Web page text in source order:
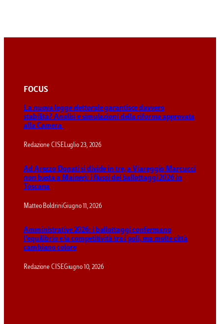
FOCUS
La nuova legge elettorale garantisce davvero
stabilità? Analisi e simulazioni della riforma approvata
alla Camera
Redazione CISELuglio 23, 2026
Ad Arezzo Donati si divide in tre, a Viareggio Marcucci
non basta a Maineri: i flussi dei ballottaggi 2026 in
Toscana
Matteo BoldriniGiugno 11, 2026
Amministrative 2026: i ballottaggi confermano
l’equilibrio e la competitività tra i poli, ma molte città
cambiano colore
Redazione CISEGiugno 10, 2026